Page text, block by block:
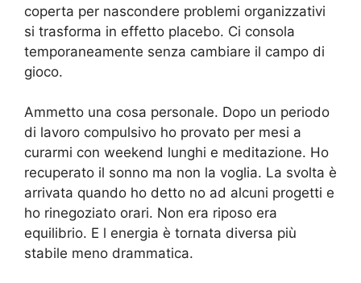
coperta per nascondere problemi organizzativi
si trasforma in effetto placebo. Ci consola
temporaneamente senza cambiare il campo di
gioco.
Ammetto una cosa personale. Dopo un periodo
di lavoro compulsivo ho provato per mesi a
curarmi con weekend lunghi e meditazione. Ho
recuperato il sonno ma non la voglia. La svolta è
arrivata quando ho detto no ad alcuni progetti e
ho rinegoziato orari. Non era riposo era
equilibrio. E l energia è tornata diversa più
stabile meno drammatica.